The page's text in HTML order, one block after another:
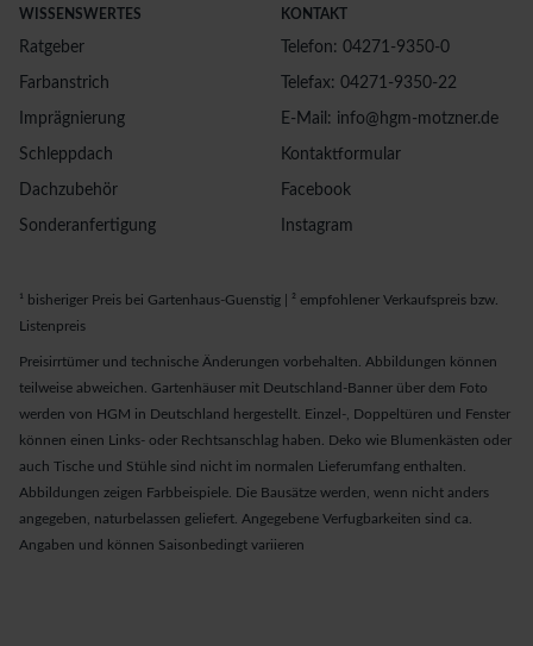
WISSENSWERTES
Ratgeber
Farbanstrich
Imprägnierung
Schleppdach
Dachzubehör
Sonderanfertigung
KONTAKT
Telefon: 04271-9350-0
Telefax: 04271-9350-22
E-Mail: info@hgm-motzner.de
Kontaktformular
Facebook
Instagram
¹ bisheriger Preis bei Gartenhaus-Guenstig | ² empfohlener Verkaufspreis bzw.
Listenpreis
Preisirrtümer und technische Änderungen vorbehalten. Abbildungen können
teilweise abweichen. Gartenhäuser mit Deutschland-Banner über dem Foto
werden von HGM in Deutschland hergestellt. Einzel-, Doppeltüren und Fenster
können einen Links- oder Rechtsanschlag haben. Deko wie Blumenkästen oder
auch Tische und Stühle sind nicht im normalen Lieferumfang enthalten.
Abbildungen zeigen Farbbeispiele. Die Bausätze werden, wenn nicht anders
angegeben, naturbelassen geliefert. Angegebene Verfugbarkeiten sind ca.
Angaben und können Saisonbedingt variieren